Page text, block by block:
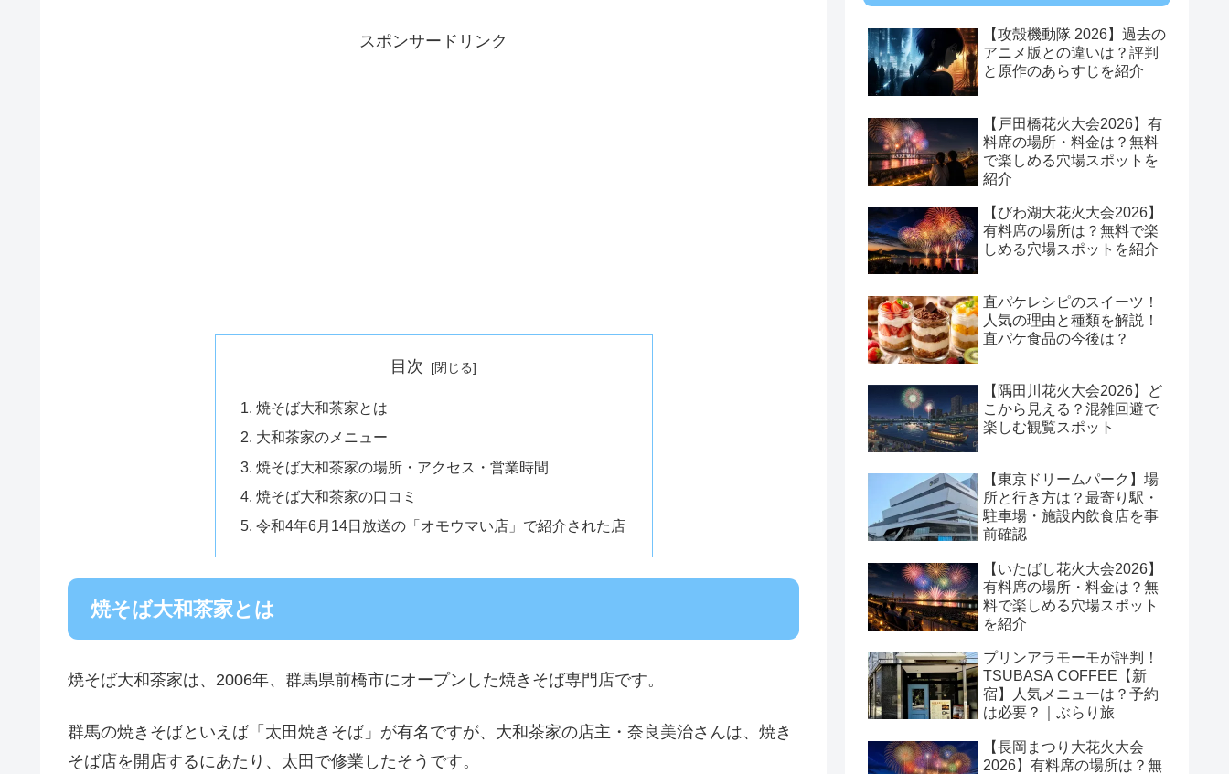
スポンサードリンク
目次
焼そば大和茶家とは
大和茶家のメニュー
焼そば大和茶家の場所・アクセス・営業時間
焼そば大和茶家の口コミ
令和4年6月14日放送の「オモウマい店」で紹介された店
焼そば大和茶家とは
焼そば大和茶家は、2006年、群馬県前橋市にオープンした焼きそば専門店です。
群馬の焼きそばといえば「太田焼きそば」が有名ですが、大和茶家の店主・奈良美治さんは、焼き
そば店を開店するにあたり、太田で修業したそうです。
【攻殻機動隊 2026】過去の
アニメ版との違いは？評判
と原作のあらすじを紹介
【戸田橋花火大会2026】有
料席の場所・料金は？無料
で楽しめる穴場スポットを
紹介
【びわ湖大花火大会2026】
有料席の場所は？無料で楽
しめる穴場スポットを紹介
直パケレシピのスイーツ！
人気の理由と種類を解説！
直パケ食品の今後は？
【隅田川花火大会2026】ど
こから見える？混雑回避で
楽しむ観覧スポット
【東京ドリームパーク】場
所と行き方は？最寄り駅・
駐車場・施設内飲食店を事
前確認
【いたばし花火大会2026】
有料席の場所・料金は？無
料で楽しめる穴場スポット
を紹介
プリンアラモーモが評判！
TSUBASA COFFEE【新
宿】人気メニューは？予約
は必要？｜ぶらり旅
【長岡まつり大花火大会
2026】有料席の場所は？無